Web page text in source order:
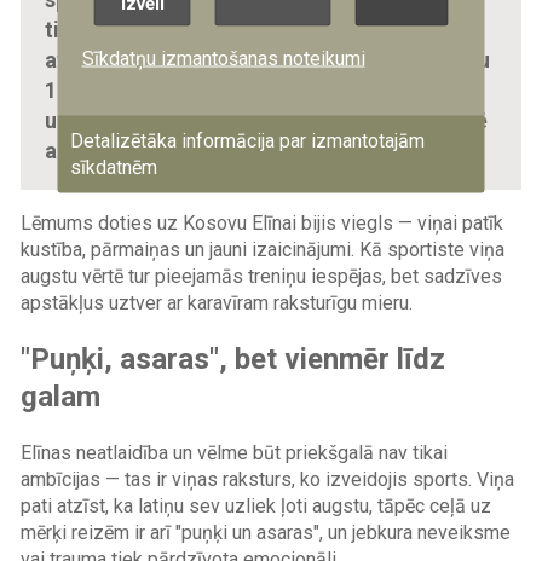
tikai stāvākajos kalnos. Cīņa ar sevi
atmaksājās. Tāpat Elīna izcīnīja pārliecinošu
1. vietu septiņu kilometru šķēršļu skrējienā
un plūca uzvaras laurus sieviešu konkurencē
arī "Norwegian Foot March" disciplīnā.
Lēmums doties uz Kosovu Elīnai bijis viegls — viņai patīk
kustība, pārmaiņas un jauni izaicinājumi. Kā sportiste viņa
augstu vērtē tur pieejamās treniņu iespējas, bet sadzīves
apstākļus uztver ar karavīram raksturīgu mieru.
"Puņķi, asaras", bet vienmēr līdz
galam
Elīnas neatlaidība un vēlme būt priekšgalā nav tikai
ambīcijas — tas ir viņas raksturs, ko izveidojis sports. Viņa
pati atzīst, ka latiņu sev uzliek ļoti augstu, tāpēc ceļā uz
mērķi reizēm ir arī "puņķi un asaras", un jebkura neveiksme
Sīkdatņu izmantošanas noteikumi
Detalizētāka informācija par izmantotajām
sīkdatnēm